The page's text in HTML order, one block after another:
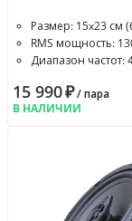
Размер: 15x23 см
RMS мощность:
Диапазон частот:
15 990₽/ пара
В НАЛИЧИИ